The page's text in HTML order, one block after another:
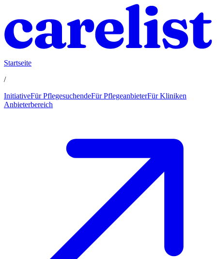
Startseite
/
InitiativeFür PflegesuchendeFür PflegeanbieterFür Kliniken
Anbieterbereich